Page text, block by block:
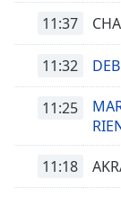
11:37
11:32
11:25
11:18